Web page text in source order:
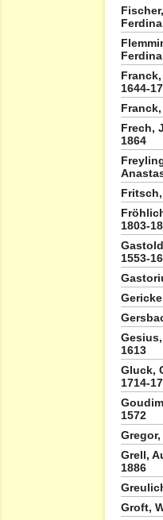
1644-
Frech,
1864
1803-
1553-
1613
Gluck,
1714-
1572
Grell,
1886
Groft,